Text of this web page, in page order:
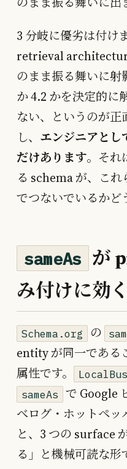
3 分岐に優劣は付け
retrieval
のまま振る舞いに
か 4.2 かを決定的に
ない、というのが正
し、 エンジニアとし
だけあります。それ
る schema が、こ
でつないでいるかど
sameAs が
み付けに効
Schema.org の
entity が同一である
属性です。
sameAs で Google
べログ・ホットペッ
と、3 つの surface
る」と機械可読な形